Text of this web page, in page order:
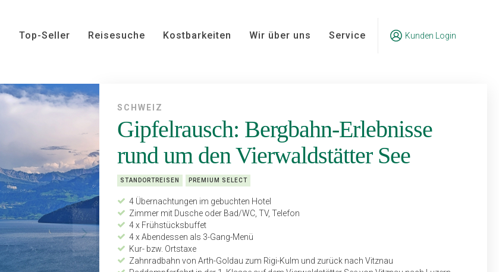
Top-Seller Reisesuche Kostbarkeiten Wir über uns Service Kunden Login
SCHWEIZ
Gipfelrausch: Bergbahn-Erlebnisse
rund um den Vierwaldstätter See
STANDORTREISEN PREMIUM SELECT
4 Übernachtungen im gebuchten Hotel
Zimmer mit Dusche oder Bad/WC, TV, Telefon
4 x Frühstücksbuffet
4 x Abendessen als 3-Gang-Menü
Kur- bzw. Ortstaxe
Zahnradbahn von Arth-Goldau zum Rigi-Kulm und zurück nach Vitznau